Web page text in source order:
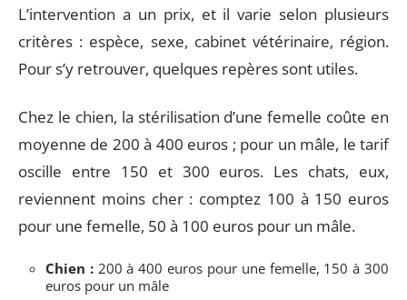
L’intervention a un prix, et il varie selon plusieurs
critères : espèce, sexe, cabinet vétérinaire, région.
Pour s’y retrouver, quelques repères sont utiles.
Chez le chien, la stérilisation d’une femelle coûte en
moyenne de 200 à 400 euros ; pour un mâle, le tarif
oscille entre 150 et 300 euros. Les chats, eux,
reviennent moins cher : comptez 100 à 150 euros
pour une femelle, 50 à 100 euros pour un mâle.
Chien :200 à 400 euros pour une femelle, 150 à 300
euros pour un mâle